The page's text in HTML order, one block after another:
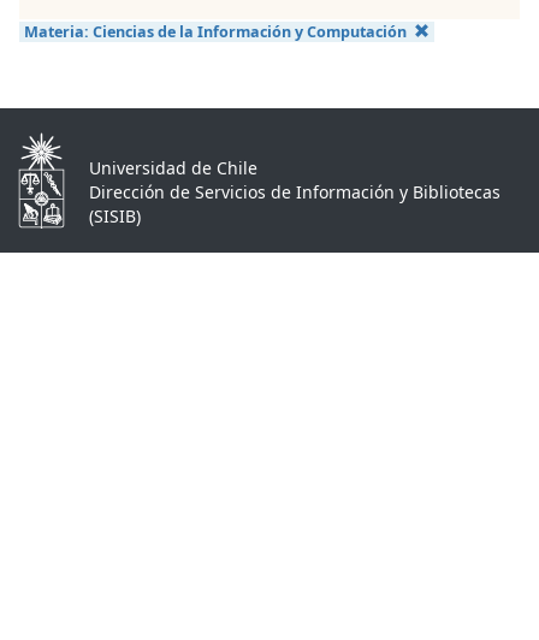
Materia: Ciencias de la Información y Computación
Universidad de Chile
Dirección de Servicios de Información y Bibliotecas
(SISIB)